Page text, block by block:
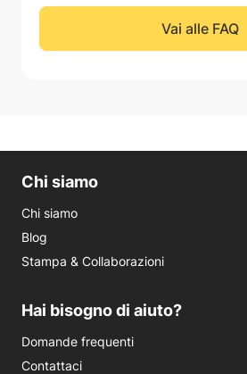
Vai alle FAQ
Chi siamo
Chi siamo
Blog
Stampa & Collaborazioni
Hai bisogno di aiuto?
Domande frequenti
Contattaci